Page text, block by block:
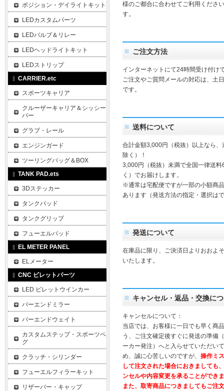
様のご都合に合わせてご利用くださ
す。
ご注文方法
インターネットにて24時間受け付け
ご注文やご質問メールの対応は、土
です。
送料について
合計金額3,000円（税抜）以上なら
除く）！
3,000円（税抜）未満で全国一律送
く）でお届けします。
※通常は宅配便ですが一部の小額商
あります（発送方法の指定・選択は
発送について
在庫品に限り、ご決済日よりおおよ
いたします。
キャンセル・返品・交換に
キャンセルについて：
当店では、お客様に一日でも早く商
う、ご注文確定後すぐに発送の準備
ーカー発注）へと入らせていただい
め、誠に心苦しいのですが、 操作ミ
して注文された場合におきましても
ンセルや内容変更を承ることができ
また、取寄商品につきましてもご注
ポジション・デイライトキット
LEDカスタムパーツ
LEDバルブ＆リレー
LEDヘッドライトキット
LEDストリップ
CARRIER.etc
スポーツキャリア
クルーザーキャリア＆シッシー
バー
グラブ・レール
エンジンガード
ツーリングバッグ＆BOX
TANK PAD.ets
3Dステッカー
タンクパッド
タンクグリップ
フューエルパッド
EL METER PANEL
ELメーター
CNC ビレットパーツ
LED ビレットウインカー
バーエンドミラー
バーエンドウェイト
カスタムステップ・スポーツペ
グ
クラッチ・シリンダー
フューエルフィラーキット
リザーバー・キャップ